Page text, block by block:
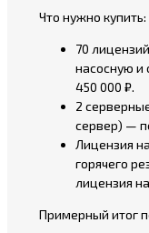
Что нужно купить:
70
насосную и
450 000 ₽.
2
сервер) —
Лицензия
горячего
лицензия
Примерный итог